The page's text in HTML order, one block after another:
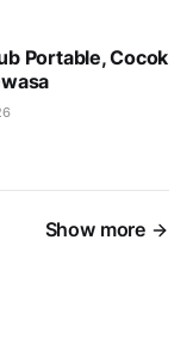
Portable, Cocok
Show more